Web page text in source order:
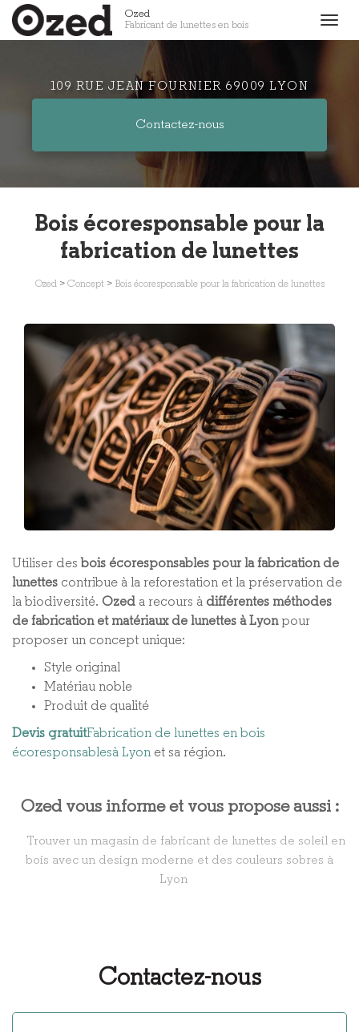
Aller
au
Ozed
Fabricant de lunettes en bois
109 RUE JEAN FOURNIER 69009 LYON
Contactez-nous
Bois écoresponsable pour la
fabrication de lunettes
Ozed> Concept > Bois écoresponsable pour la fabrication de lunettes
Utiliser des bois écoresponsables pour la fabrication de
lunettes contribue à la reforestation et la préservation de
la biodiversité. Ozed a recours à différentes méthodes
de fabrication et matériaux de lunettes à Lyonpour
proposer un concept unique :
Style original
Matériau noble
Produit de qualité
Devis gratuitFabrication de lunettes en bois
écoresponsables à Lyon et sa région.
Ozed vous informe et vous propose aussi :
Trouver un magasin de fabricant de lunettes de soleil en
bois avec un design moderne et des couleurs sobres à
Lyon
Contactez-nous